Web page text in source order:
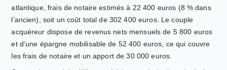
atlantique, frais de notaire estimés à 22 400 euros (8 % dans
l’ancien), soit un coût total de 302 400 euros. Le couple
acquéreur dispose de revenus nets mensuels de 5 800 euros
et d’une épargne mobilisable de 52 400 euros, ce qui couvre
les frais de notaire et un apport de 30 000 euros.